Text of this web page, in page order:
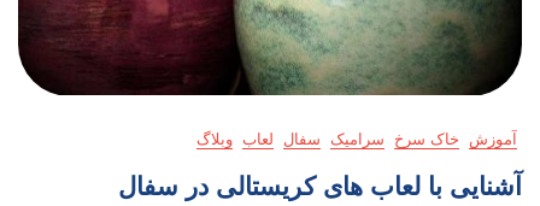
آموزش خاک سرخ سرامیک سفال لعاب وبلاگ
آشنایی با لعاب های کریستالی در سفال